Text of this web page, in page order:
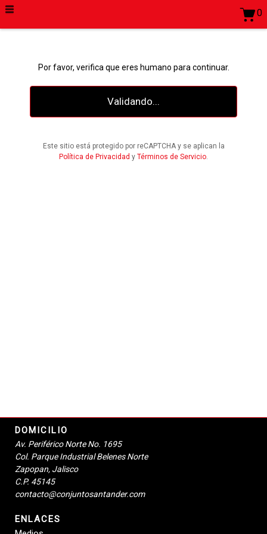
0
Por favor, verifica que eres humano para continuar.
Validando...
Este sitio está protegido por reCAPTCHA y se aplican la
Política de Privacidad y Términos de Servicio
DOMICILIO
Av. Periférico Norte No. 1695
Col. Parque Industrial Belenes Norte
Zapopan, Jalisco
C.P. 45145
contacto@conjuntosantander.com
ENLACES